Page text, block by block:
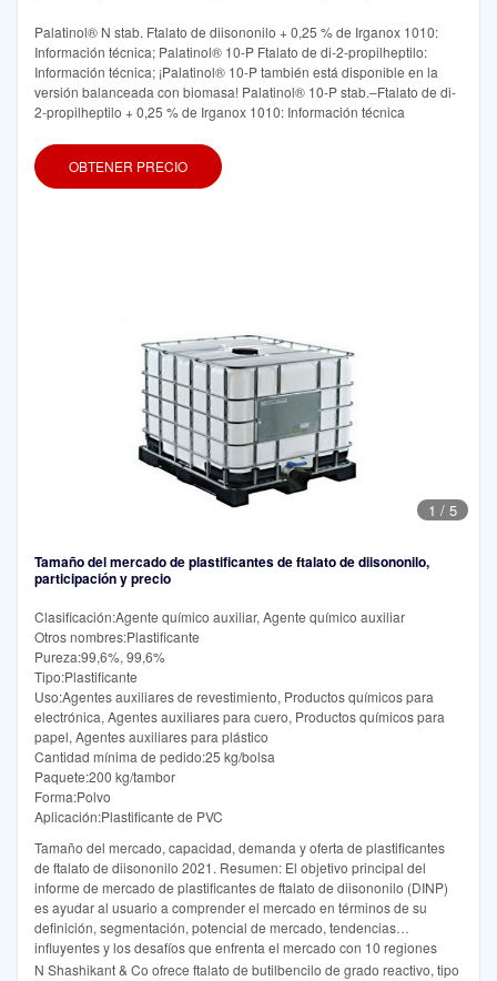
Palatinol® N stab. Ftalato de diisononilo + 0,25 % de Irganox 1010:
Información técnica; Palatinol® 10-P Ftalato de di-2-propilheptilo:
Información técnica; ¡Palatinol® 10-P también está disponible en la
versión balanceada con biomasa! Palatinol® 10-P stab.–Ftalato de di-
2-propilheptilo + 0,25 % de Irganox 1010: Información técnica
OBTENER PRECIO
1 / 5
Tamaño del mercado de plastificantes de ftalato de diisononilo,
participación y precio
Clasificación:Agente químico auxiliar, Agente químico auxiliar
Otros nombres:Plastificante
Pureza:99,6%, 99,6%
Tipo:Plastificante
Uso:Agentes auxiliares de revestimiento, Productos químicos para
electrónica, Agentes auxiliares para cuero, Productos químicos para
papel, Agentes auxiliares para plástico
Cantidad mínima de pedido:25 kg/bolsa
Paquete:200 kg/tambor
Forma:Polvo
Aplicación:Plastificante de PVC
Tamaño del mercado, capacidad, demanda y oferta de plastificantes
de ftalato de diisononilo 2021. Resumen: El objetivo principal del
informe de mercado de plastificantes de ftalato de diisononilo (DINP)
es ayudar al usuario a comprender el mercado en términos de su
definición, segmentación, potencial de mercado, tendencias
influyentes y los desafíos que enfrenta el mercado con 10 regiones
principales y 50 países principales.
N Shashikant & Co ofrece ftalato de butilbencilo de grado reactivo, tipo